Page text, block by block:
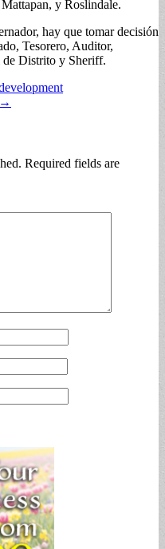
y Roslindale.
hay que tomar decisión
Tesorero, Auditor,
de Distrito y Sheriff.
→
Required fields are